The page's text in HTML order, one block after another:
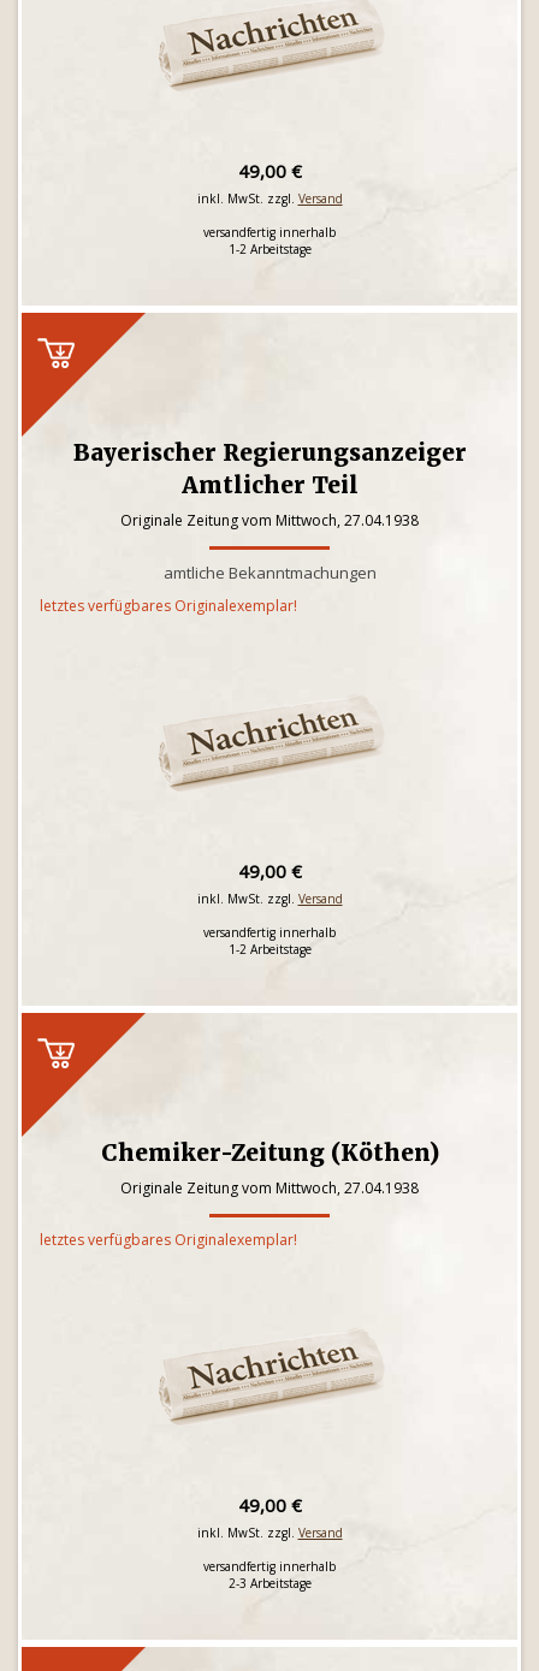
49,00 €
inkl. MwSt. zzgl. Versand
versandfertig innerhalb
1-2 Arbeitstage
Bayerischer Regierungsanzeiger
Amtlicher Teil
Originale Zeitung vom Mittwoch, 27.04.1938
amtliche Bekanntmachungen
letztes verfügbares Originalexemplar!
49,00 €
inkl. MwSt. zzgl. Versand
versandfertig innerhalb
1-2 Arbeitstage
Chemiker-Zeitung (Köthen)
Originale Zeitung vom Mittwoch, 27.04.1938
letztes verfügbares Originalexemplar!
49,00 €
inkl. MwSt. zzgl. Versand
versandfertig innerhalb
2-3 Arbeitstage